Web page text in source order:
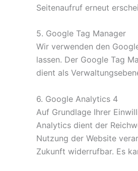
Seitenaufruf erneut
5. Google Tag Manager
Wir verwenden den
lassen. Der Google Tag
dient als
6. Google Analytics 4
Auf Grundlage Ihrer
Analytics dient der
Nutzung der Website
Zukunft widerrufbar. Es